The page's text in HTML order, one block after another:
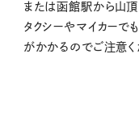
または函館駅から山
タクシーやマイカーで
がかかるのでご注意く